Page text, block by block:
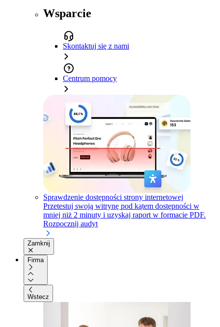
Wsparcie
Skontaktuj się z nami
Centrum pomocy
Sprawdzenie dostępności strony internetowej
Przetestuj swoją witrynę pod kątem dostępności w
mniej niż 2 minuty i uzyskaj raport w formacie PDF.
Rozpocznij audyt
Zamknij
Firma
Wstecz